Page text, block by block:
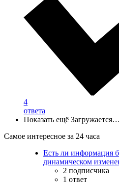
4
ответа
Показать ещё Загружается…
Самое интересное за 24 часа
Есть ли информация
динамическом
2 подписчика
1 ответ